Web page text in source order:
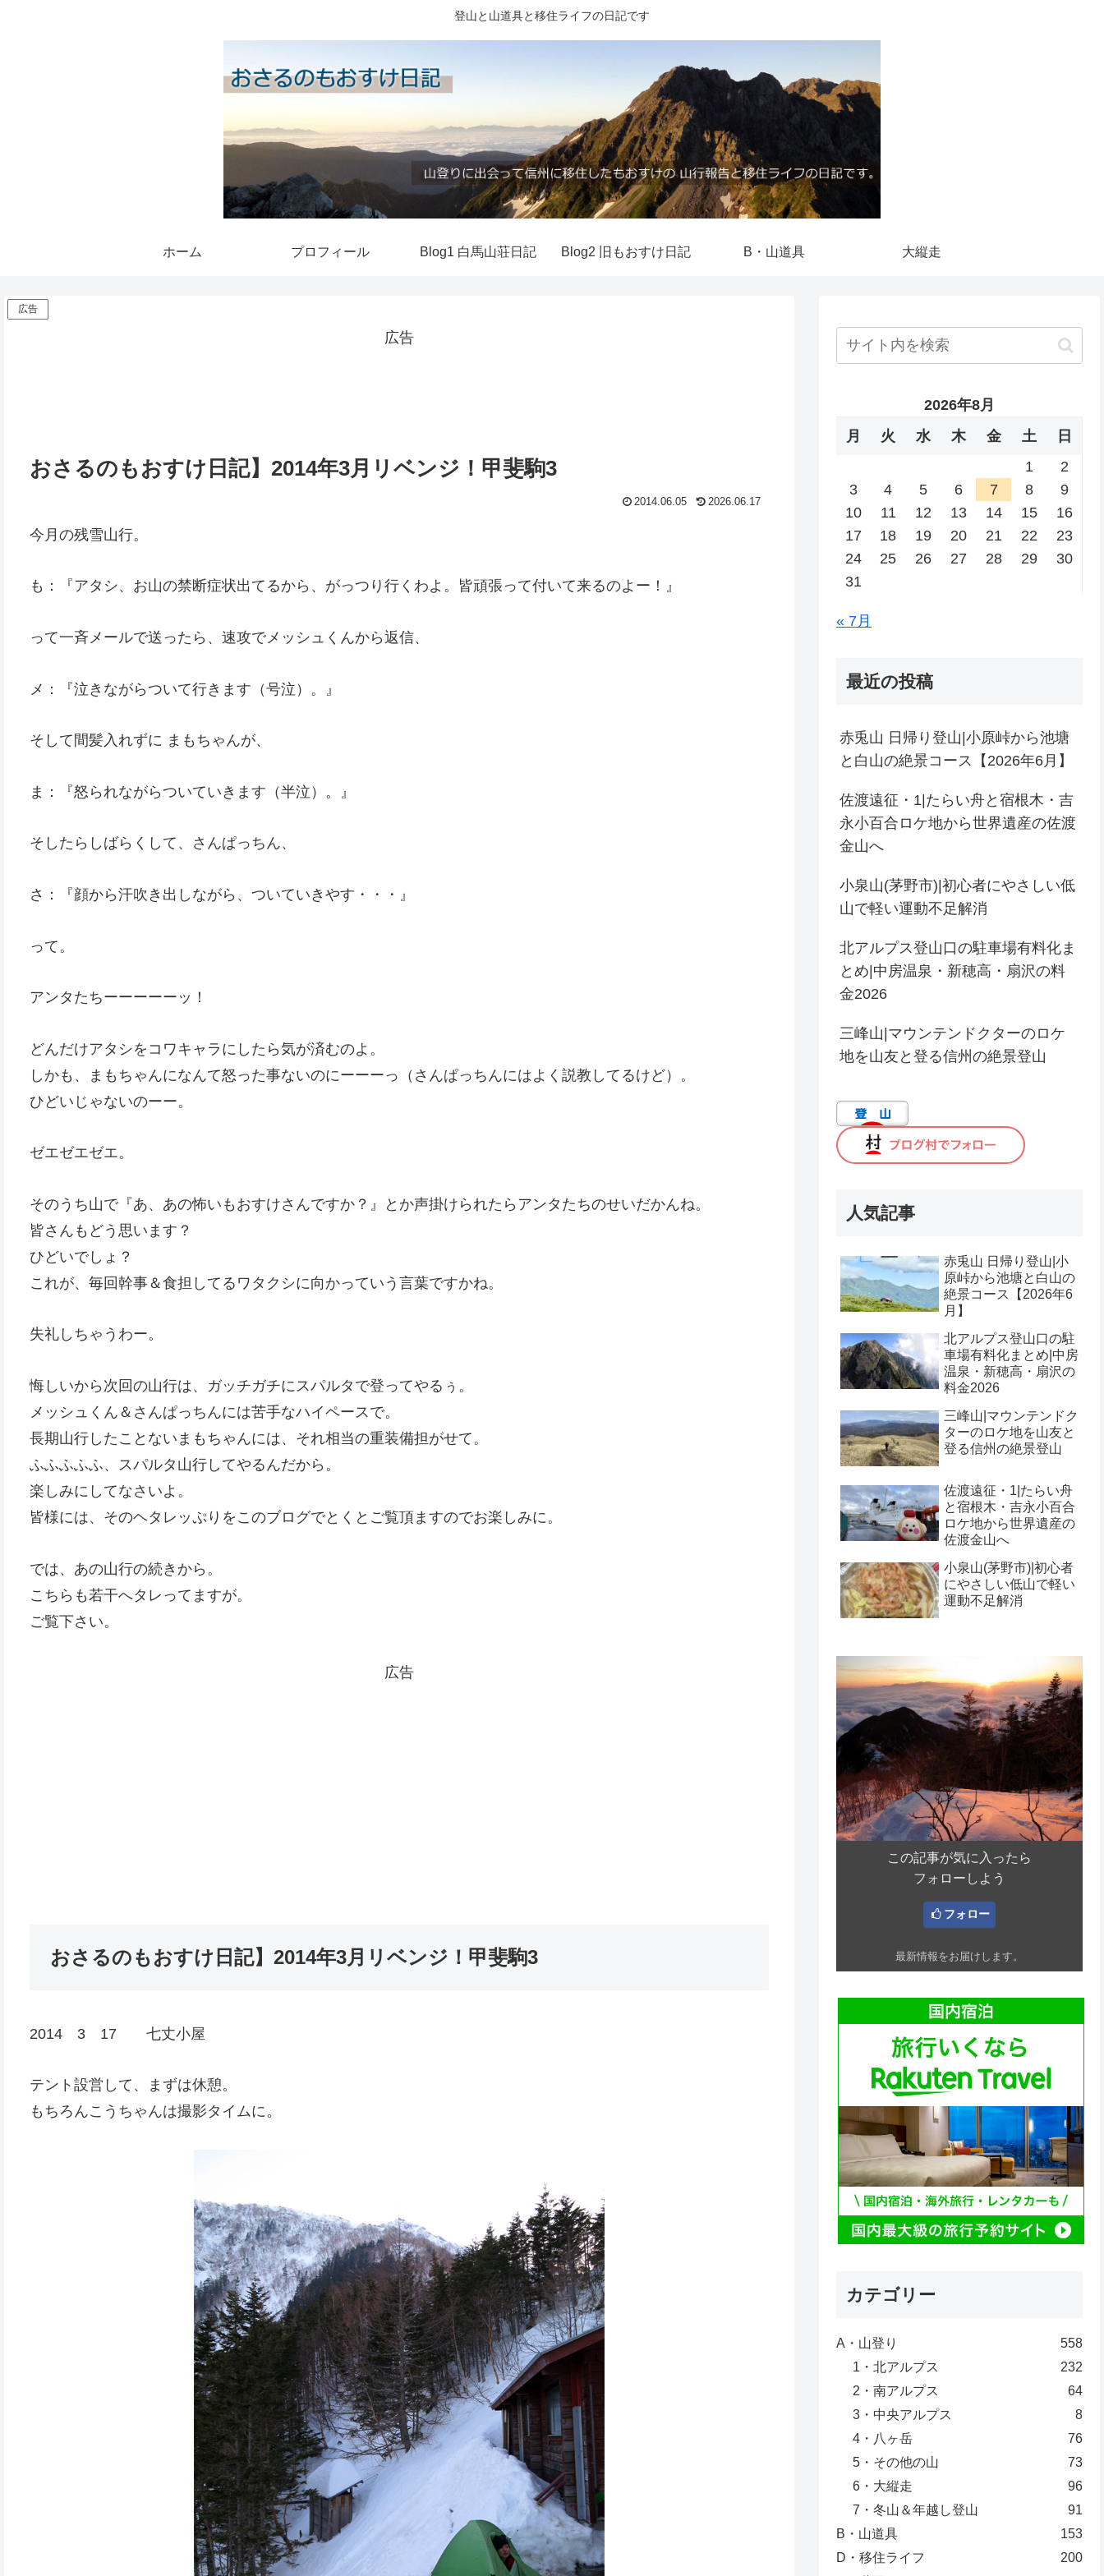
登山と山道具と移住ライフの日記です
ホーム プロフィール Blog1 白馬山荘日記 Blog2 旧もおすけ日記 B・山道具 大縦走
広告
広告
おさるのもおすけ日記】2014年3月リベンジ！甲斐駒3
2014.06.05 2026.06.17
今月の残雪山行。
も：『アタシ、お山の禁断症状出てるから、がっつり行くわよ。皆頑張って付いて来るのよー！』
って一斉メールで送ったら、速攻でメッシュくんから返信、
メ：『泣きながらついて行きます（号泣）。』
そして間髪入れずに まもちゃんが、
ま：『怒られながらついていきます（半泣）。』
そしたらしばらくして、さんぱっちん、
さ：『顔から汗吹き出しながら、ついていきやす・・・』
って。
アンタたちーーーーーッ！
どんだけアタシをコワキャラにしたら気が済むのよ。
しかも、まもちゃんになんて怒った事ないのにーーーっ（さんぱっちんにはよく説教してるけど）。
ひどいじゃないのーー。
ゼエゼエゼエ。
そのうち山で『あ、あの怖いもおすけさんですか？』とか声掛けられたらアンタたちのせいだかんね。
皆さんもどう思います？
ひどいでしょ？
これが、毎回幹事＆食担してるワタクシに向かっていう言葉ですかね。
失礼しちゃうわー。
悔しいから次回の山行は、ガッチガチにスパルタで登ってやるぅ。
メッシュくん＆さんぱっちんには苦手なハイペースで。
長期山行したことないまもちゃんには、それ相当の重装備担がせて。
ふふふふふ、スパルタ山行してやるんだから。
楽しみにしてなさいよ。
皆様には、そのヘタレッぷりをこのブログでとくとご覧頂ますのでお楽しみに。
では、あの山行の続きから。
こちらも若干へタレってますが。
ご覧下さい。
広告
おさるのもおすけ日記】2014年3月リベンジ！甲斐駒3
2014 3 17 七丈小屋
テント設営して、まずは休憩。
もちろんこうちゃんは撮影タイムに。
2026年8月
月
火 水 木 金 土
日
1
2
3
4 5 6 7 8
9
10
11 12 13 14 15
16
17
18 19 20 21 22
23
24
25 26 27 28 29
30
31
« 7月
最近の投稿
赤兎山 日帰り登山|小原峠から池塘
と白山の絶景コース【2026年6月】
佐渡遠征・1|たらい舟と宿根木・吉
永小百合ロケ地から世界遺産の佐渡
金山へ
小泉山(茅野市)|初心者にやさしい低
山で軽い運動不足解消
北アルプス登山口の駐車場有料化ま
とめ|中房温泉・新穂高・扇沢の料
金2026
三峰山|マウンテンドクターのロケ
地を山友と登る信州の絶景登山
人気記事
赤兎山 日帰り登山|小
原峠から池塘と白山の
絶景コース【2026年6
月】
北アルプス登山口の駐
車場有料化まとめ|中房
温泉・新穂高・扇沢の
料金2026
三峰山|マウンテンドク
ターのロケ地を山友と
登る信州の絶景登山
佐渡遠征・1|たらい舟
と宿根木・吉永小百合
ロケ地から世界遺産の
佐渡金山へ
小泉山(茅野市)|初心者
にやさしい低山で軽い
運動不足解消
この記事が気に入ったら
フォローしよう
フォロー
最新情報をお届けします。
カテゴリー
A・山登り
558
1・北アルプス
232
2・南アルプス
64
3・中央アルプス
8
4・八ヶ岳
76
5・その他の山
73
6・大縦走
96
7・冬山＆年越し登山
91
B・山道具
153
D・移住ライフ
200